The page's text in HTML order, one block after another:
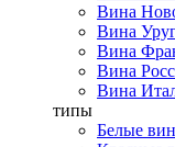
Вина
Вина
Вина
Вина
Вина
типы
Белые